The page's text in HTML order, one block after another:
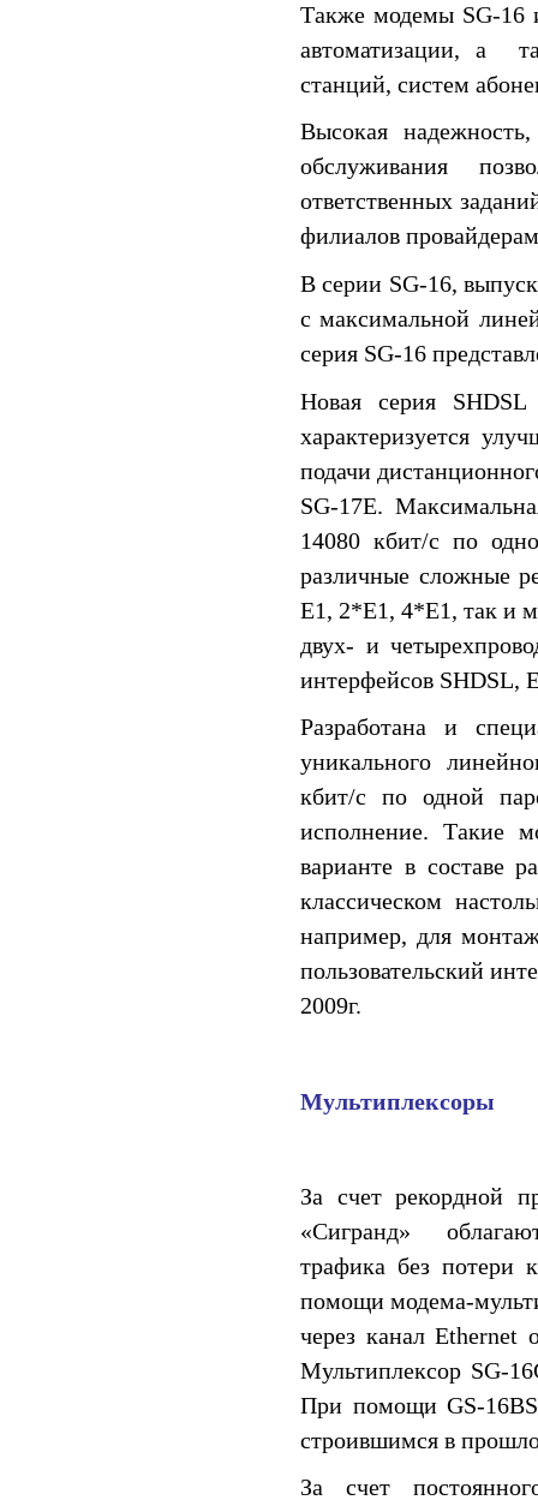
Также модемы SG-16
автоматизации, а
станций, систем
Высокая
обслуживания
ответственных
филиалов
В серии SG-16,
с максимальной
серия SG-16
Новая серия
характеризуется
подачи
SG-17E.
14080 кбит/c по
различные сложные
E1, 2*E1, 4*E1, так и
двух- и
интерфейсов SHDSL,
Разработана и
уникального
кбит/c по одной
исполнение. Такие
варианте в составе
классическом
например, для
пользовательский
2009г.
Мультиплексоры
За счет рекордной
«Сигранд»
трафика без потери
помощи модема-
через канал Ethernet
Мультиплексор SG-
При помощи GS-
строившимся в
За счет